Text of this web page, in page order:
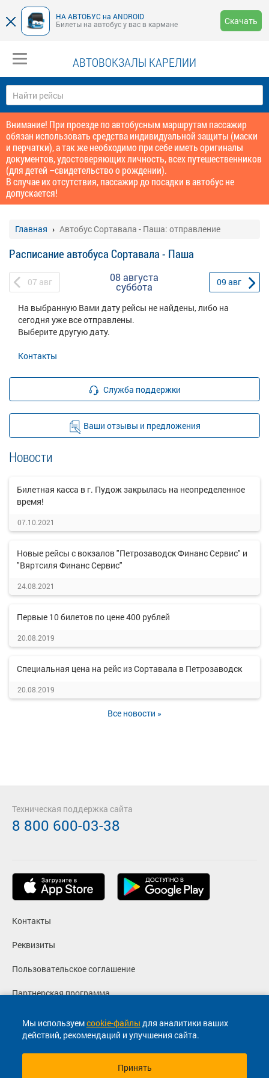
НА АВТОБУС на ANDROID
Билеты на автобус у вас в кармане
Скачать
АВТОВОКЗАЛЫ КАРЕЛИИ
Внимание! При проезде по автобусным маршрутам пассажир
обязан использовать средства индивидуальной защиты (маски
и перчатки), а так же необходимо при себе иметь оригиналы
документов, удостоверяющих личность, всех путешественников
(для детей –свидетельство о рождении).
В случае их отсутствия, пассажир до посадки в автобус не
допускается!
Главная Автобус Сортавала - Паша: отправление
Расписание автобуса Сортавала - Паша
07 авг 08 августа
суббота 09 авг
На выбранную Вами дату рейсы не найдены, либо на
сегодня уже все отправлены.
Выберите другую дату.
Контакты
Служба поддержки
Ваши отзывы и предложения
Новости
Билетная касса в г. Пудож закрылась на неопределенное
время!
07.10.2021
Новые рейсы с вокзалов "Петрозаводск Финанс Сервис" и
"Вяртсиля Финанс Сервис"
24.08.2021
Первые 10 билетов по цене 400 рублей
20.08.2019
Специальная цена на рейс из Сортавала в Петрозаводск
20.08.2019
Все новости »
Мы используемcookie-файлы для аналитики ваших
действий, рекомендаций и улучшения сайта.
Принять
Контакты
Реквизиты
Пользовательское соглашение
Партнерская программа
Политика конфиденциальности
Согласие на маркетинговые сообщения
Техническая поддержка сайта
8 800 600-03-38